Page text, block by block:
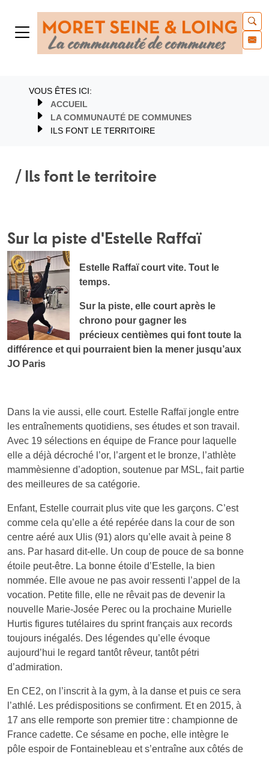
VOUS ÊTES ICI:
ACCUEIL
LA COMMUNAUTÉ DE COMMUNES
ILS FONT LE TERRITOIRE
/ Ils font le territoire
Sur la piste d'Estelle Raffaï
Estelle Raffaï court vite. Tout le
temps.
Sur la piste, elle court après le
chrono pour gagner les
précieux centièmes qui font toute la
différence et qui pourraient bien la mener jusqu’aux
JO Paris
Dans la vie aussi, elle court. Estelle Raffaï jongle entre
les entraînements quotidiens, ses études et son travail.
Avec 19 sélections en équipe de France pour laquelle
elle a déjà décroché l’or, l’argent et le bronze, l’athlète
mammèsienne d’adoption, soutenue par MSL, fait partie
des meilleures de sa catégorie.
Enfant, Estelle courrait plus vite que les garçons. C’est
comme cela qu’elle a été repérée dans la cour de son
centre aéré aux Ulis (91) alors qu’elle avait à peine 8
ans. Par hasard dit-elle. Un coup de pouce de sa bonne
étoile peut-être. La bonne étoile d’Estelle, la bien
nommée. Elle avoue ne pas avoir ressenti l’appel de la
vocation. Petite fille, elle ne rêvait pas de devenir la
nouvelle Marie-Josée Perec ou la prochaine Murielle
Hurtis figures tutélaires du sprint français aux records
toujours inégalés. Des légendes qu’elle évoque
aujourd’hui le regard tantôt rêveur, tantôt pétri
d’admiration.
En CE2, on l’inscrit à la gym, à la danse et puis ce sera
l’athlé. Les prédispositions se confirment. Et en 2015, à
17 ans elle remporte son premier titre : championne de
France cadette. Ce sésame en poche, elle intègre le
pôle espoir de Fontainebleau et s’entraîne aux côtés de